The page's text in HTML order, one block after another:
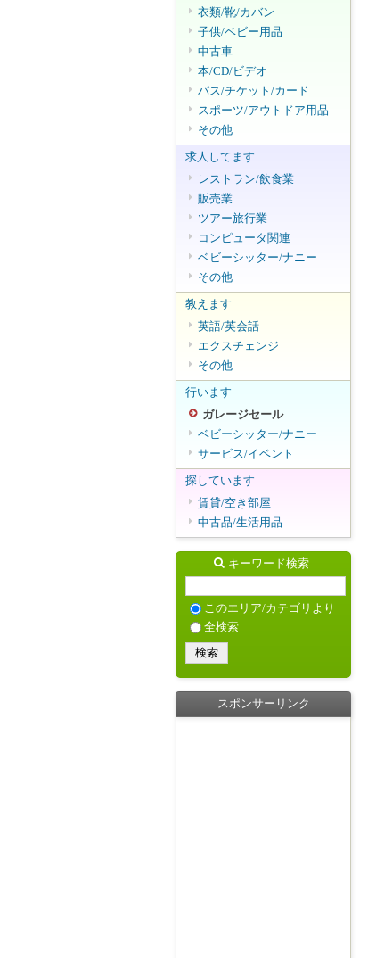
衣類/靴/カバン
子供/ベビー用品
中古車
本/CD/ビデオ
パス/チケット/カード
スポーツ/アウトドア用品
その他
求人してます
レストラン/飲食業
販売業
ツアー旅行業
コンピュータ関連
ベビーシッター/ナニー
その他
教えます
英語/英会話
エクスチェンジ
その他
行います
ガレージセール
ベビーシッター/ナニー
サービス/イベント
探しています
賃貸/空き部屋
中古品/生活用品
キーワード検索
このエリア/カテゴリより
全検索
スポンサーリンク